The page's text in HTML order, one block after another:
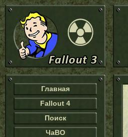
Главная
Fallout 4
Поиск
ЧаВО